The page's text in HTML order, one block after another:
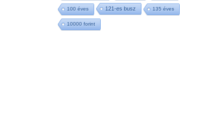
100 éves 121-es busz 135 éves
10000 forint